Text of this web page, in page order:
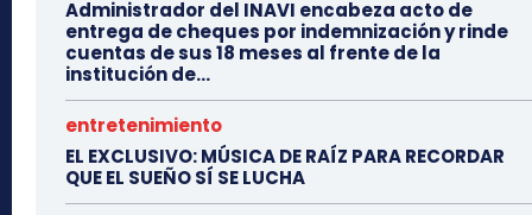
Administrador del INAVI encabeza acto de
entrega de cheques por indemnización y rinde
cuentas de sus 18 meses al frente de la
institución de...
entretenimiento
EL EXCLUSIVO: MÚSICA DE RAÍZ PARA RECORDAR
QUE EL SUEÑO SÍ SE LUCHA